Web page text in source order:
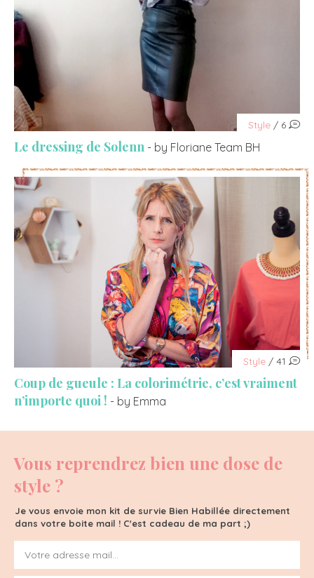
Style / 6
Le dressing de Solenn - by Floriane Team BH
Style / 41
Coup de gueule : La colorimétrie, c’est vraiment
n’importe quoi ! - by Emma
Vous reprendrez bien une dose de
style ?
Je vous envoie mon kit de survie Bien Habillée directement
dans votre boite mail ! C'est cadeau de ma part ;)